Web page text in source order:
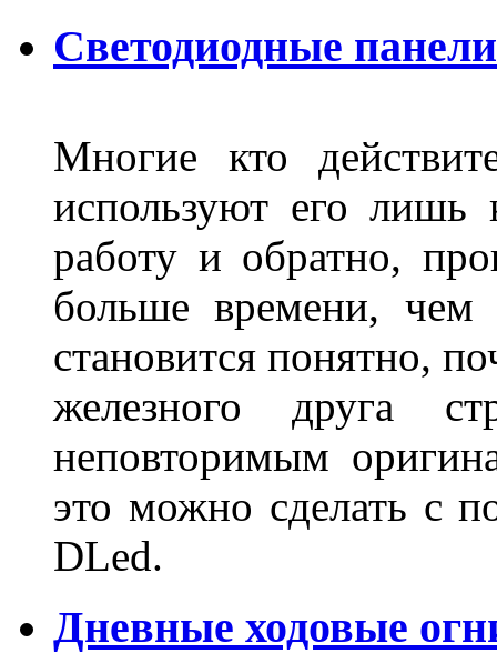
Светодиодные
Многие кто
используют его лишь
работу и обратно,
больше времени, чем
становится понятно,
железного друга
неповторимым
это можно сделать с
DLed.
Дневные ходовые